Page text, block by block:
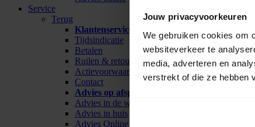
Jouw privacyvoorkeuren
We gebruiken cookies om
websiteverkeer te
media, adverteren en
verstrekt of die ze hebben
Service
Terug
Klantenservice
Tijdsindicatie
Betalen
Ruilen & retour
Actievoorwaarden
Contact
Advies op afspraak
Advies in de winkel
Advies in huis
Advies Online